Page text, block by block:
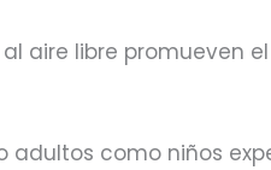
aire libre promueven
adultos como niños